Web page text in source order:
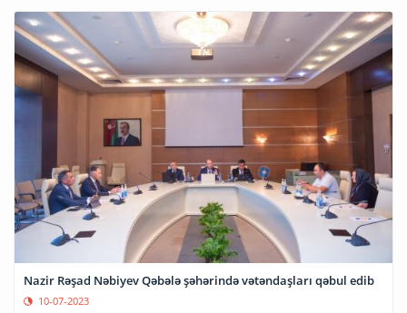
Nazir Rəşad Nəbiyev Qəbələ şəhərində vətəndaşları qəbul edib
10-07-2023